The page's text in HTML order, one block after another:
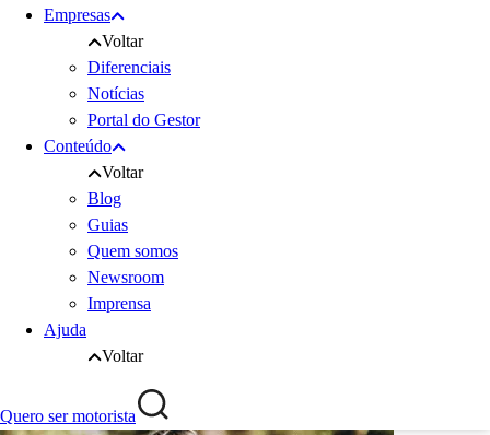
Empresas
Voltar
Diferenciais
Notícias
Portal do Gestor
Conteúdo
Voltar
Blog
Guias
Quem somos
Newsroom
Imprensa
Ajuda
Voltar
Quero ser motorista